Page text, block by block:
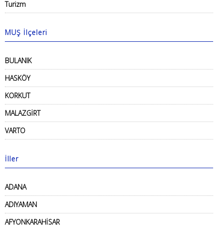
Turizm
MUŞ İlçeleri
BULANIK
HASKÖY
KORKUT
MALAZGİRT
VARTO
İller
ADANA
ADIYAMAN
AFYONKARAHİSAR